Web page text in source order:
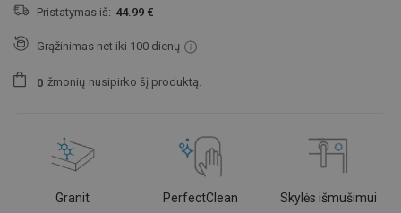
Pristatymas iš: 44.99 €
Grąžinimas net iki 100 dienų
0 žmonių nusipirko šį produktą.
Granit PerfectClean Skylės išmušimui